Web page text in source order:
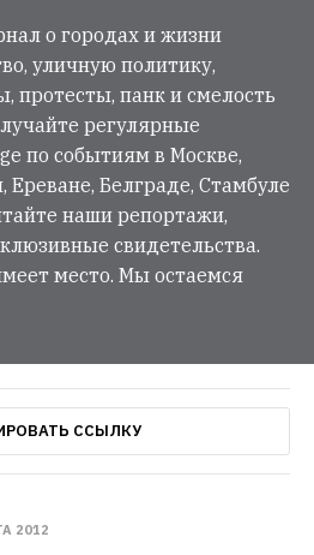
о городах и жизни
уличную политику,
протесты, панк и смелость
регулярные
по событиям в Москве,
Ереване, Белграде, Стамбуле
наши репортажи,
свидетельства.
место. Мы остаемся
ССЫЛКУ
2012